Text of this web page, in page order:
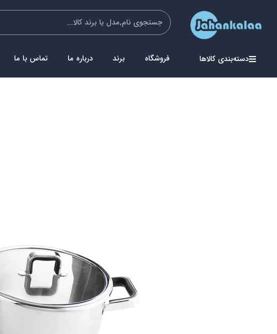
دسته‌بندی کالاها فروشگاه برند درباره ما تماس با ما